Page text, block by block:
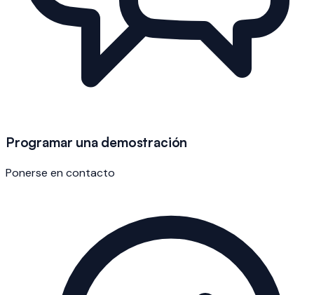
Programar una demostración
Ponerse en contacto